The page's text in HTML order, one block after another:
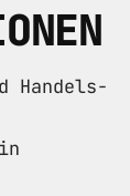
Handels-